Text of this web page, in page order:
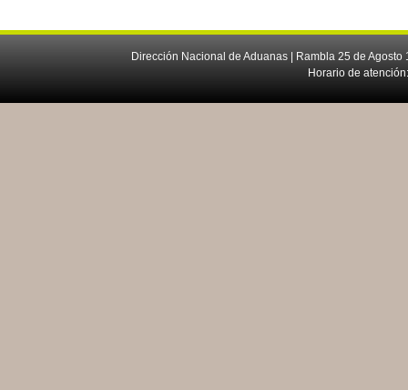
Dirección Nacional de Aduanas | Rambla 25 de
Horario de